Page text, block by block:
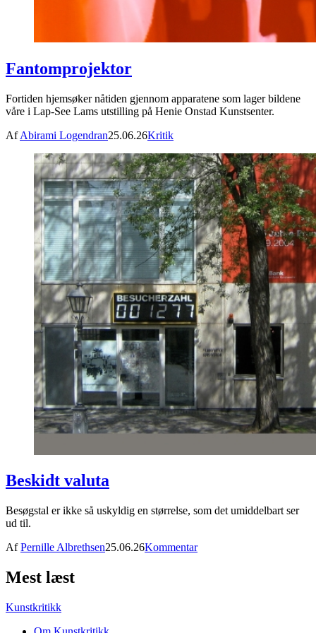
Fantomprojektor
Fortiden hjemsøker nåtiden gjennom apparatene som lager bildene
våre i Lap-See Lams utstilling på Henie Onstad Kunstsenter.
AfAbirami Logendran25.06.26Kritik
Beskidt valuta
Besøgstal er ikke så uskyldig en størrelse, som det umiddelbart ser
ud til.
AfPernille Albrethsen25.06.26Kommentar
Mest læst
Kunstkritikk